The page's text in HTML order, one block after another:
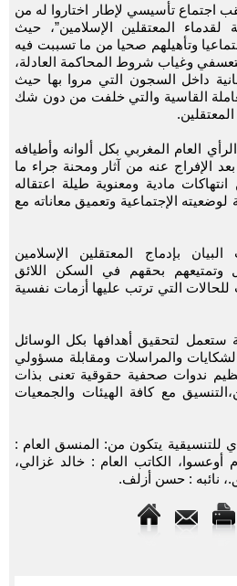
اجتماع تأسيسي لإطار اختاروا له من
لقدماء المعتقلين الإسلامين”، حيث
وتأهيلهم صحيا من ما تسببت فيه
وغياب شروط المحاكمة العادلة،
داخل السجون التي مروا بها حيث
القاسية والتي خلفت من دون شك
العام المغربي بكل ألوانه وأطيافه
الإفراج عنه من آثار ومحنة جراء ما
مادية ومعنوية طيلة اعتقاله
الإجتماعية وتعميق معاناته مع
بإدماج المعتقلين الإسلامين
بحقهم في السكن اللائق
التي ترتب عليها أزمات نفسية
ستعمل لتحقيق أهدافها بكل الوسائل
والمراسلات ومقابلة مسؤولي
تنظيم ندوات صحفية حقوقية تعنى بذات
مع كافة الهيئات والجمعيات
للتنسيقية يتكون من: المنسق العام :
الكاتب العام : خالد غزالي،
نائبه : حسن أزلف.